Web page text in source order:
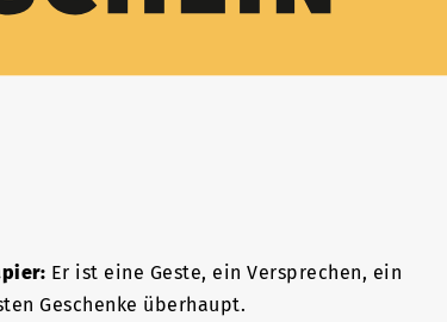
Er ist eine Geste, ein Versprechen, ein
Geschenke überhaupt.